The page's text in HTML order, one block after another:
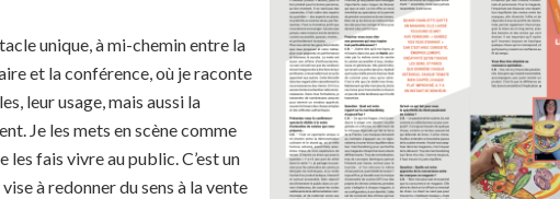
unique, à mi-chemin entre la
et la conférence, où je raconte
leur usage, mais aussi la
Je les mets en scène comme
les fais vivre au public. C’est un
à redonner du sens à la vente